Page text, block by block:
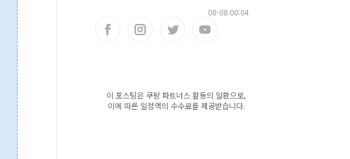
08-08 00:04
이 포스팅은 쿠팡 파트너스 활동의 일환으로,
이에 따른 일정액의 수수료를 제공받습니다.